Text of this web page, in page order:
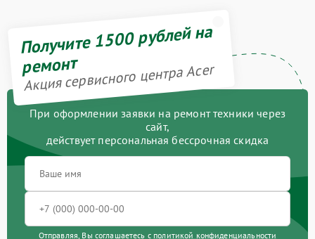
Получите 1500 рублей на
ремонт
Акция сервисного центра Acer
При оформлении заявки на ремонт техники через
сайт,
действует персональная бессрочная скидка
Отправляя, Вы соглашаетесь с политикой конфиденциальности